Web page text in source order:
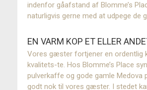
indenfor gåafstand af Blomme’s
naturligvis gerne med at udpege de
EN VARM KOP ET ELLER
Vores gæster fortjener en ordentlig
kvalitets-te. Hos Blomme’s Place
pulverkaffe og gode gamle Medova
godt nok til vores gæster. I stedet